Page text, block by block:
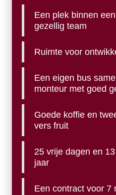
Een plek binnen
gezellig team
Ruimte voor
Een eigen bus
monteur met goed
Goede koffie en
vers fruit
25 vrije dagen en
jaar
Een contract voor 7